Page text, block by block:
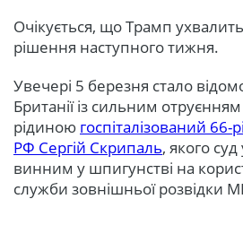
Очікується, що Трамп
рішення наступного тижня.
Увечері 5 березня стало
Британії із сильним
рідиною госпіталізований
РФ Сергій Скрипаль, якого
винним у шпигунстві на
служби зовнішньої розвідки